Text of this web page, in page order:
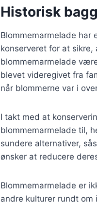
Historisk
Blommemarmelade har
konserveret for at
blommemarmelade
blevet videregivet fra
når blommerne var i
I takt med at
blommemarmelade til,
sundere alternativer,
ønsker at reducere
Blommemarmelade er
andre kulturer rundt